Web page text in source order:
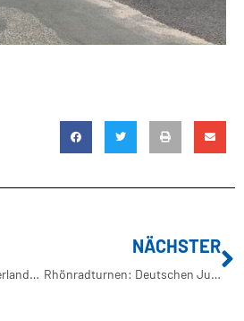
Regionalliga beim 28. Vierlanden-Triathlon
NÄCHSTER
Rhönradturnen: Deutschen Jugendmeisterschaften beim Turnfest in Leipzig